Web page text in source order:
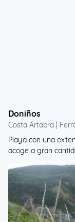
Doniños
Costa Ártabra |
Playa con una
acoge a gran